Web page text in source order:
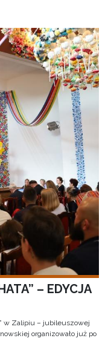
– EDYCJA
w Zalipiu – jubileuszowej
organizowało już po